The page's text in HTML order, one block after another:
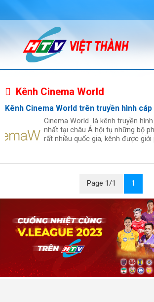
Kênh Cinema World
Kênh Cinema World trên truyền hình cáp
Cinema World là kênh truyền
nhất tại châu Á hội tụ những bộ
rất nhiều quốc gia, kênh được giới
Page 1/1 1